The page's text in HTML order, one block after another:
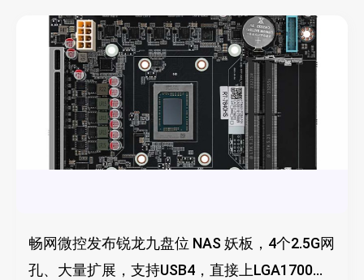
畅网微控发布锐龙九盘位 NAS 妖板，4个2.5G网
孔、大量扩展，支持USB4，直接上LGA1700散